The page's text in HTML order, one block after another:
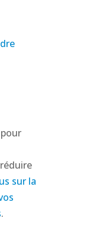
sur la
.